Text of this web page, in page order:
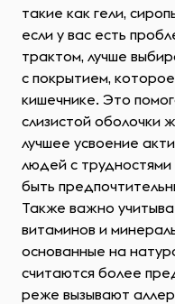
такие как гели,
если у вас есть
трактом, лучше
с покрытием,
кишечнике. Это
слизистой оболочки
лучшее усвоение
людей с трудностями
быть
Также важно
витаминов и
основанные на
считаются более
реже вызывают